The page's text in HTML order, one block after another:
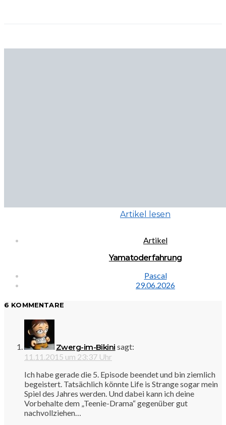
Artikel lesen
Artikel
Yamatoderfahrung
Pascal
29.06.2026
6 KOMMENTARE
Zwerg-im-Bikini sagt:
11.11.2015 um 23:37 Uhr
Ich habe gerade die 5. Episode beendet und bin ziemlich
begeistert. Tatsächlich könnte Life is Strange sogar mein
Spiel des Jahres werden. Und dabei kann ich deine
Vorbehalte dem „Teenie-Drama“ gegenüber gut
nachvollziehen…